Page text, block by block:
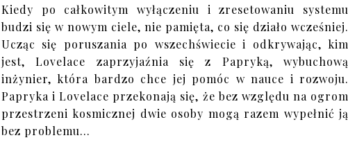
Kiedy po całkowitym wyłączeniu i zresetowaniu systemu
budzi się w nowym ciele, nie pamięta, co się działo wcześniej.
Ucząc się poruszania po wszechświecie i odkrywając, kim
jest, Lovelace zaprzyjaźnia się z Papryką, wybuchową
inżynier, która bardzo chce jej pomóc w nauce i rozwoju.
Papryka i Lovelace przekonają się, że bez względu na ogrom
przestrzeni kosmicznej dwie osoby mogą razem wypełnić ją
bez problemu...